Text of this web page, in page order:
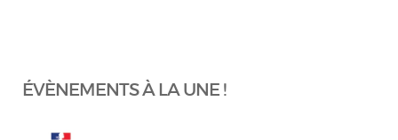
ÉVÈNEMENTS À LA UNE !